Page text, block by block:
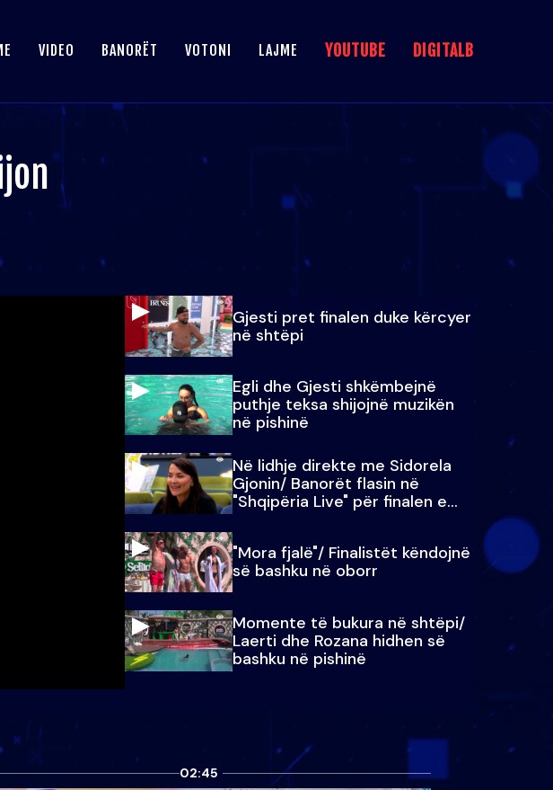
VIDEO BANORËT VOTONI LAJME YOUTUBE DIGITALB
Gjesti pret finalen duke kërcyer
në shtëpi
Egli dhe Gjesti shkëmbejnë
puthje teksa shijojnë muzikën
në pishinë
Në lidhje direkte me Sidorela
Gjonin/ Banorët flasin në
"Shqipëria Live" për finalen e
madhe
"Mora fjalë"/ Finalistët këndojnë
së bashku në oborr
Momente të bukura në shtëpi/
Laerti dhe Rozana hidhen së
bashku në pishinë
02:45